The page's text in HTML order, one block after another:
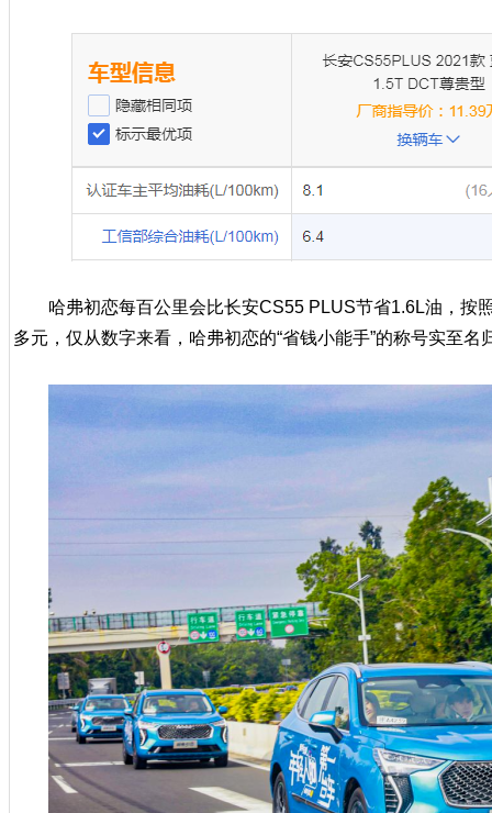
哈弗初恋每百公里会比长安CS55 PLUS节省1.6L油，按
多元，仅从数字来看，哈弗初恋的“省钱小能手”的称号实至名